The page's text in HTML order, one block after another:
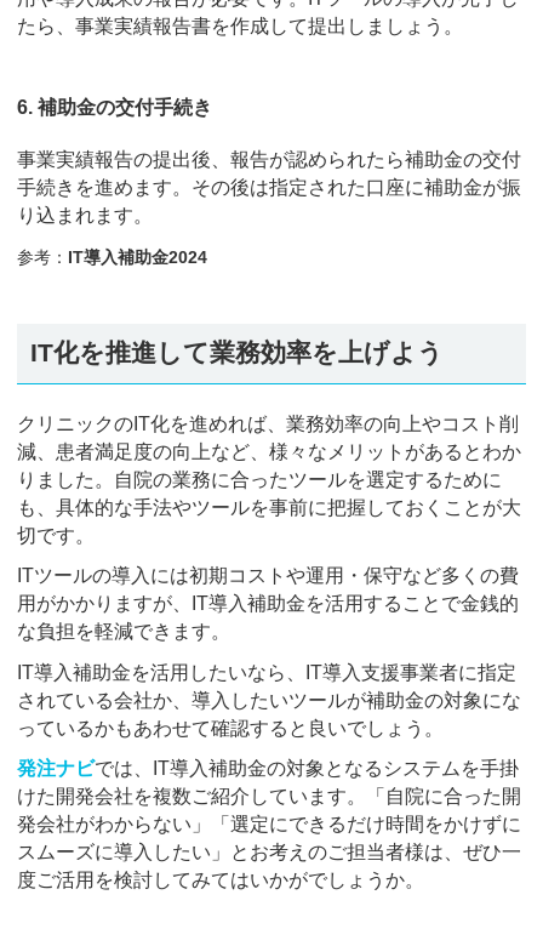
たら、事業実績報告書を作成して提出しましょう。
6. 補助金の交付手続き
事業実績報告の提出後、報告が認められたら補助金の交付
手続きを進めます。その後は指定された口座に補助金が振
り込まれます。
参考： IT導入補助金2024
IT化を推進して業務効率を上げよう
クリニックのIT化を進めれば、業務効率の向上やコスト削
減、患者満足度の向上など、様々なメリットがあるとわか
りました。自院の業務に合ったツールを選定するために
も、具体的な手法やツールを事前に把握しておくことが大
切です。
ITツールの導入には初期コストや運用・保守など多くの費
用がかかりますが、IT導入補助金を活用することで金銭的
な負担を軽減できます。
IT導入補助金を活用したいなら、IT導入支援事業者に指定
されている会社か、導入したいツールが補助金の対象にな
っているかもあわせて確認すると良いでしょう。
発注ナビでは、IT導入補助金の対象となるシステムを手掛
けた開発会社を複数ご紹介しています。「自院に合った開
発会社がわからない」「選定にできるだけ時間をかけずに
スムーズに導入したい」とお考えのご担当者様は、ぜひ一
度ご活用を検討してみてはいかがでしょうか。